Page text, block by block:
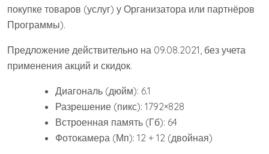
покупке товаров (услуг) у Организатора или партнёров
Программы).
Предложение действительно на 09.08.2021, без учета
применения акций и скидок.
Диагональ (дюйм): 6.1
Разрешение (пикс): 1792×828
Встроенная память (Гб): 64
Фотокамера (Мп): 12 + 12 (двойная)